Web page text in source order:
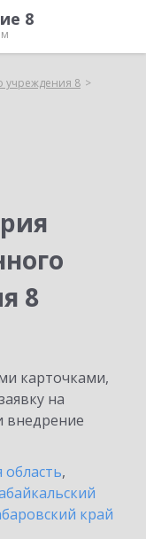
8
учреждения 8
8
карточками,
на
внедрение
область,
край